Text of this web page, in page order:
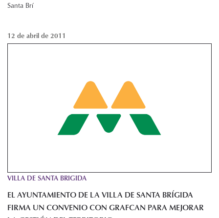
Santa Brí
12 de abril de 2011
VILLA DE SANTA BRIGIDA
EL AYUNTAMIENTO DE LA VILLA DE SANTA BRÍGIDA
FIRMA UN CONVENIO CON GRAFCAN PARA MEJORAR